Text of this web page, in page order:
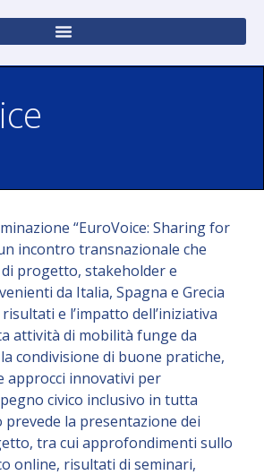
“EuroVoice: Sharing for
incontro transnazionale che
progetto, stakeholder e
da Italia, Spagna e Grecia
e l’impatto dell’iniziativa
attività di mobilità funge da
condivisione di buone pratiche,
approcci innovativi per
civico inclusivo in tutta
prevede la presentazione dei
tra cui approfondimenti sullo
online, risultati di seminari,